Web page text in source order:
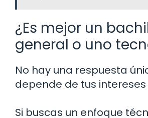
¿Es mejor un
general o uno
No hay una respuesta
depende de tus intereses
Si buscas un enfoque